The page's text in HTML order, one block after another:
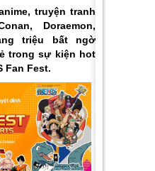
truyện tranh
Doraemon,
triệu bất ngờ
trong sự kiện hot
Fan Fest.